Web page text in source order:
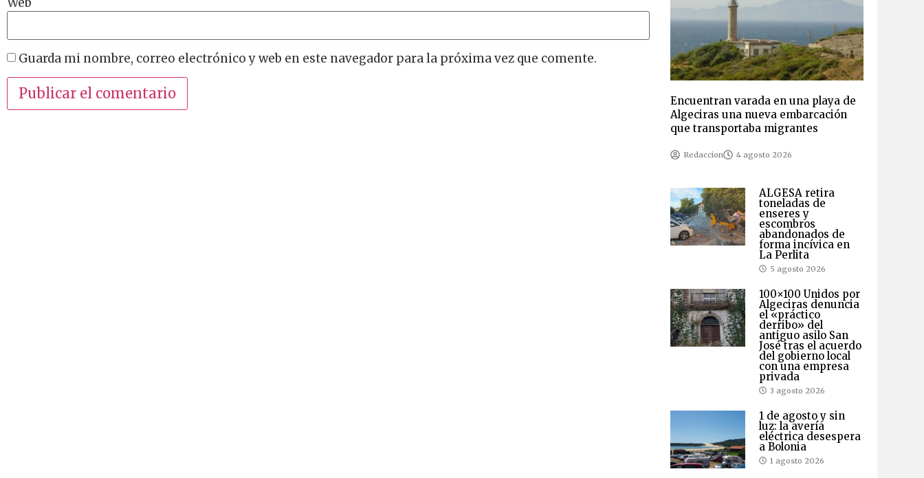
Guarda mi nombre, correo electrónico y web en este navegador para la próxima vez que comente.
Encuentran varada en una playa de
Algeciras una nueva embarcación
que transportaba migrantes
Redaccion 4 agosto 2026
ALGESA retira
toneladas de
enseres y
escombros
abandonados de
forma incívica en
La Perlita
5 agosto 2026
100×100 Unidos por
Algeciras denuncia
el «práctico
derribo» del
antiguo asilo San
José tras el acuerdo
del gobierno local
con una empresa
privada
3 agosto 2026
1 de agosto y sin
luz: la avería
eléctrica desespera
a Bolonia
1 agosto 2026